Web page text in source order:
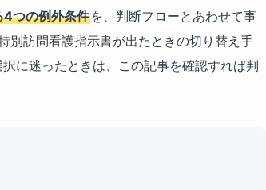
4つの例外条件を、判断フローとあわせて事
別訪問看護指示書が出たときの切り替え手
に迷ったときは、この記事を確認すれば判